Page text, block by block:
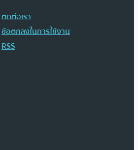
ติดต่อเรา
ข้อตกลงในการใช้งาน
RSS